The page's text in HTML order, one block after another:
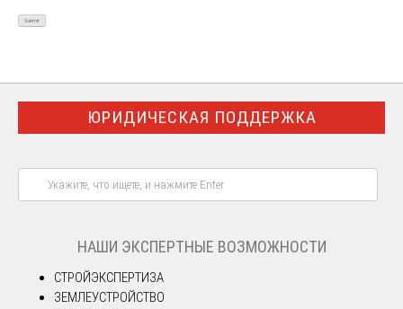
ЮРИДИЧЕСКАЯ ПОДДЕРЖКА
НАШИ ЭКСПЕРТНЫЕ ВОЗМОЖНОСТИ
СТРОЙЭКСПЕРТИЗА
ЗЕМЛЕУСТРОЙСТВО